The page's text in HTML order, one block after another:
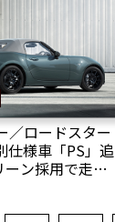
／ロードスター
仕様車「PS」追
ン採用で走り